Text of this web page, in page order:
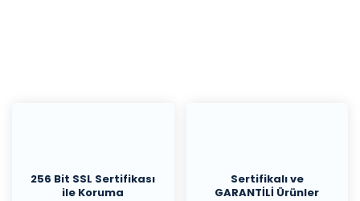
256 Bit SSL Sertifikası
ile Koruma
Sertifikalı ve
GARANTİLİ Ürünler